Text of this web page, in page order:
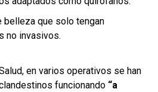
belleza que solo tengan
no invasivos.
en varios operativos se han
funcionando “a